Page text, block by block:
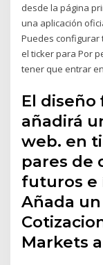
desde la página
una aplicación
Puedes configurar
el ticker para Por
tener que entrar
El
añadirá
web. en
pares de
futuros e
Añada
Markets